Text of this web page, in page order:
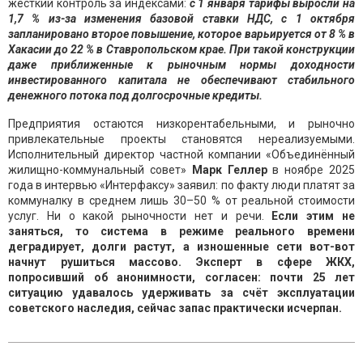
жёсткий контроль за индексами: с 1 января тарифы выросли на
1,7 % из-за изменения базовой ставки НДС, с 1 октября
запланировано второе повышение, которое варьируется от 8 % в
Хакасии до 22 % в Ставропольском крае. При такой конструкции
даже приближенные к рыночным нормы доходности
инвестированного капитала не обеспечивают стабильного
денежного потока под долгосрочные кредиты.
Предприятия остаются низкорентабельными, и рыночно
привлекательные проекты становятся нереализуемыми.
Исполнительный директор частной компании «Объединённый
жилищно-коммунальный совет»
Марк Геллерв ноябре 2025
года в интервью «Интерфаксу» заявил: по факту люди платят за
коммуналку в среднем лишь 30–50 % от реальной стоимости
услуг. Ни о какой рыночности нет и речи.
Если этим не
заняться, то система в режиме реального времени
деградирует, долги растут, а изношенные сети вот-вот
начнут рушиться массово. Эксперт в сфере ЖКХ,
попросивший об анонимности, согласен: почти 25 лет
ситуацию удавалось удерживать за счёт эксплуатации
советского наследия, сейчас запас практически исчерпан.